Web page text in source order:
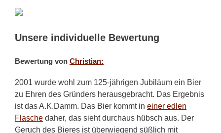
Unsere individuelle Bewertung
Bewertung von Christian:
2001 wurde wohl zum 125-jährigen Jubiläum ein Bier
zu Ehren des Gründers herausgebracht. Das Ergebnis
ist das A.K.Damm. Das Bier kommt in einer edlen
Flasche daher, das sieht durchaus hübsch aus. Der
Geruch des Bieres ist überwiegend süßlich mit